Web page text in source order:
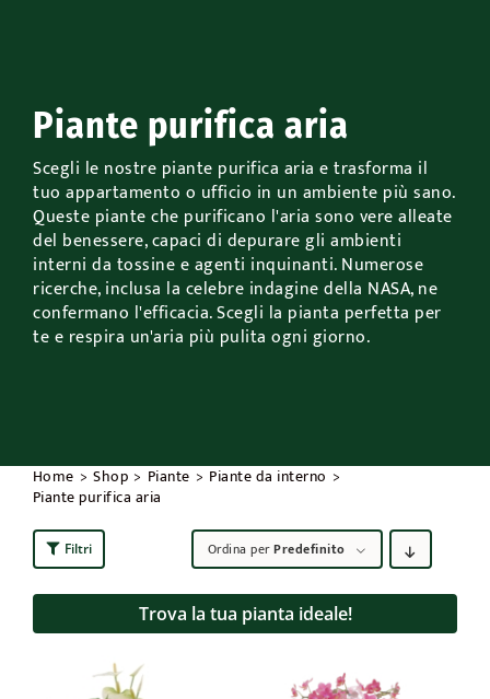
Outdoor
Promo
Piante purifica aria
Scegli le nostre piante purifica aria e trasforma il
tuo appartamento o ufficio in un ambiente più sano.
Queste piante che purificano l'aria sono vere alleate
del benessere, capaci di depurare gli ambienti
interni da tossine e agenti inquinanti. Numerose
ricerche, inclusa la celebre indagine della NASA, ne
confermano l'efficacia. Scegli la pianta perfetta per
te e respira un'aria più pulita ogni giorno.
Home Shop Piante
Piante da interno
Piante purifica aria
Filtri Ordina perPredefinito
Trova la tua pianta ideale!